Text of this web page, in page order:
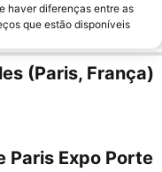
haver diferenças entre as
que estão disponíveis
(Paris, França)
Paris Expo Porte